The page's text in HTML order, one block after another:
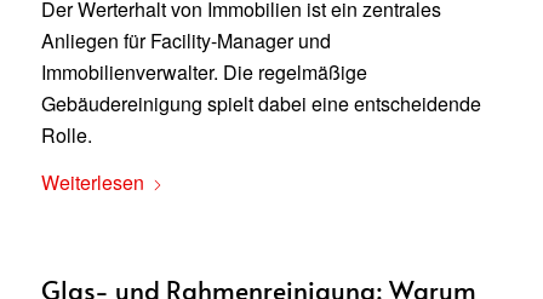
Der Werterhalt von Immobilien ist ein zentrales
Anliegen für Facility-Manager und
Immobilienverwalter. Die regelmäßige
Gebäudereinigung spielt dabei eine entscheidende
Rolle.
Weiterlesen
Glas- und Rahmenreinigung: Warum